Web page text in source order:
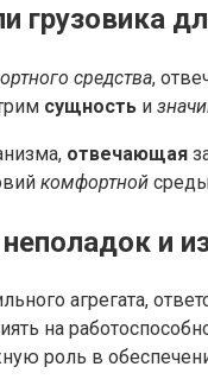
грузовика
средства,
сущность и
отвечающая
комфортной
и
агрегата,
на
роль в